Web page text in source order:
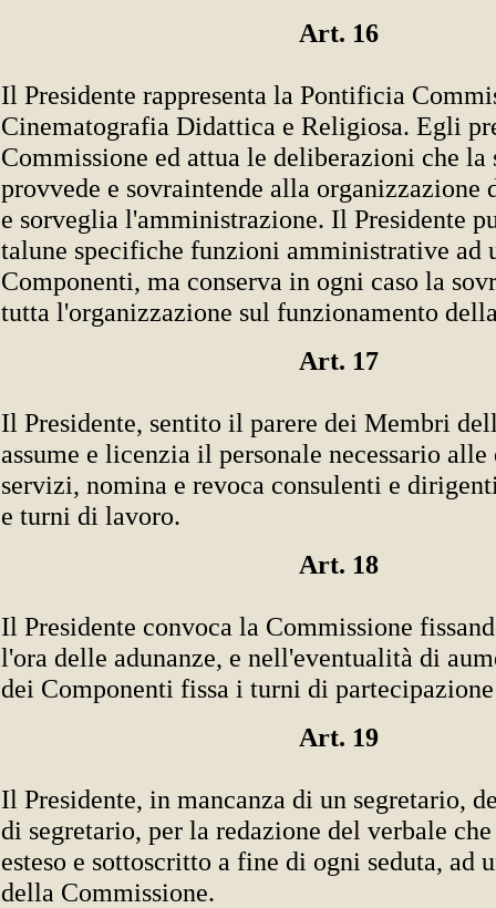
Art. 16
Il Presidente rappresenta la Pontificia
Cinematografia Didattica e Religiosa. Egli
Commissione ed attua le deliberazioni che la
provvede e sovraintende alla organizzazione
e sorveglia l'amministrazione. Il Presidente
talune specifiche funzioni amministrative ad
Componenti, ma conserva in ogni caso la
tutta l'organizzazione sul funzionamento
Art. 17
Il Presidente, sentito il parere dei Membri
assume e licenzia il personale necessario alle
servizi, nomina e revoca consulenti e
e turni di lavoro.
Art. 18
Il Presidente convoca la Commissione
l'ora delle adunanze, e nell'eventualità di
dei Componenti fissa i turni di
Art. 19
Il Presidente, in mancanza di un segretario,
di segretario, per la redazione del verbale che
esteso e sottoscritto a fine di ogni seduta, ad
della Commissione.